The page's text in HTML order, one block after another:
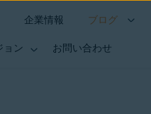
企業情報 ブログ
ョン お問い合わせ